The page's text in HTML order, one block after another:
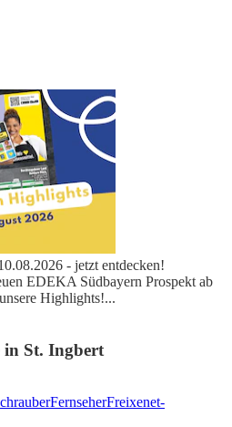
- jetzt entdecken!
EDEKA Südbayern Prospekt ab
Highlights!...
in St. Ingbert
FernseherFreixenet-